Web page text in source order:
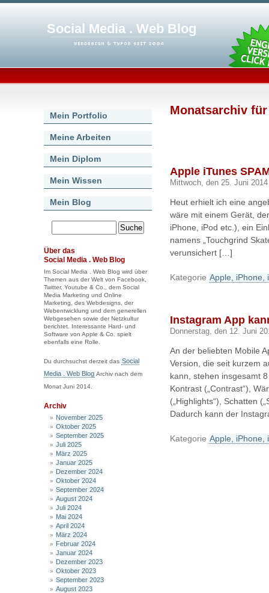
Social Media . Web Blog
Mein Portfolio
Meine Arbeiten
Mein Diplom
Mein Wissen
Mein Blog
Über das
Social Media . Web Blog
Im Social Media . Web Blog wird über
Themen aus der Welt von Facebook,
Twitter, Youtube & Co., dem Social
Media Marketing und Online
Marketing, des Webdesigns, der
Webentwicklung und dem generellen
Webgesehen sowie der Netzkultur
berichtet. Interessante Hard- und
Software von Apple & Co. spielt
ebenfalls eine Rolle.
Du durchsuchst derzeit das Social
Media . Web Blog Archiv nach dem
Monat Juni 2014.
Archiv
November 2025
Oktober 2025
September 2025
Juli 2025
März 2025
Januar 2025
Dezember 2024
Oktober 2024
September 2024
August 2024
Juli 2024
Mai 2024
April 2024
März 2024
Februar 2024
Januar 2024
Dezember 2023
Oktober 2023
September 2023
August 2023
Monatsarchiv
Apple iTunes
Mittwoch, den 25. Juni 2014
Heut erhielt ich eine
wäre mit einem Gerät,
iPhone, iPod etc.), ein
namens „Touchgrind
verunsichert […]
Kategorie Apple, iPhone,
Instagram App
Donnerstag, den 12. Juni
An der beliebten Mobile
Version, die seit kurzem
kann, stehen insgesamt
Kontrast („Contrast“),
(„Highlights“), Schatten
Dadurch kann der
Kategorie Apple, iPhone,